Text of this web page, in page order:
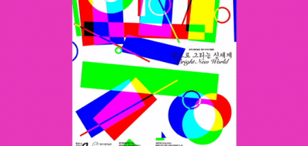
빛으로 그리는 신세계